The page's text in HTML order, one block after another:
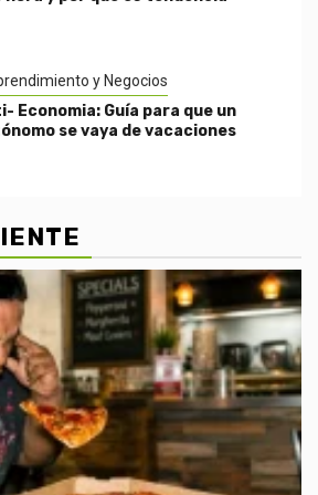
y Negocios
Economia: Guía para que un
se vaya de vacaciones